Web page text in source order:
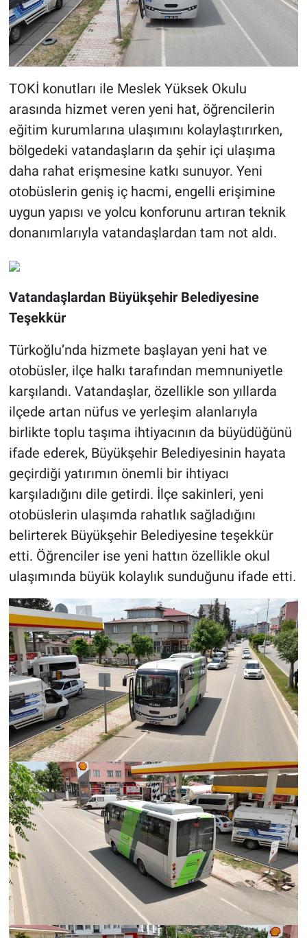
TOKİ konutları ile Meslek Yüksek Okulu
arasında hizmet veren yeni hat, öğrencilerin
eğitim kurumlarına ulaşımını kolaylaştırırken,
bölgedeki vatandaşların da şehir içi ulaşıma
daha rahat erişmesine katkı sunuyor. Yeni
otobüslerin geniş iç hacmi, engelli erişimine
uygun yapısı ve yolcu konforunu artıran teknik
donanımlarıyla vatandaşlardan tam not aldı.
Vatandaşlardan Büyükşehir Belediyesine
Teşekkür
Türkoğlu’nda hizmete başlayan yeni hat ve
otobüsler, ilçe halkı tarafından memnuniyetle
karşılandı. Vatandaşlar, özellikle son yıllarda
ilçede artan nüfus ve yerleşim alanlarıyla
birlikte toplu taşıma ihtiyacının da büyüdüğünü
ifade ederek, Büyükşehir Belediyesinin hayata
geçirdiği yatırımın önemli bir ihtiyacı
karşıladığını dile getirdi. İlçe sakinleri, yeni
otobüslerin ulaşımda rahatlık sağladığını
belirterek Büyükşehir Belediyesine teşekkür
etti. Öğrenciler ise yeni hattın özellikle okul
ulaşımında büyük kolaylık sunduğunu ifade etti.